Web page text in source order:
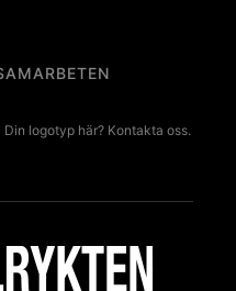
Din logotyp här? Kontakta oss.